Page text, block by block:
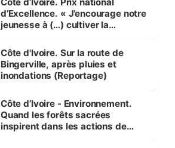
d’Excellence. « J’encourage notre
jeunesse à (…) cultiver la
(Alassane Ouattara
Côte d'Ivoire. Sur la route de
Bingerville, après pluies et
inondations (Reportage)
Côte d’Ivoire - Environnement.
Quand les forêts sacrées
inspirent dans les actions de